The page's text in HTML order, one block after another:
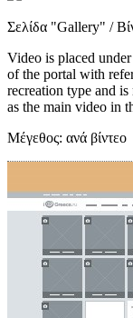
Σελίδα "Gallery" /
Video is placed
of the portal with
recreation type and
as the main video in
Μέγεθος: ανά βίντεο